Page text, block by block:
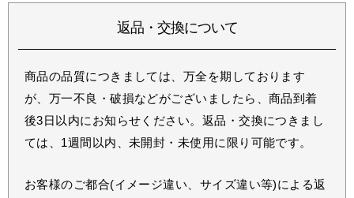
返品・交換について
商品の品質につきましては、万全を期しております
が、万一不良・破損などがございましたら、商品到着
後3日以内にお知らせください。返品・交換につきまし
ては、1週間以内、未開封・未使用に限り可能です。
お客様のご都合(イメージ違い、サイズ違い等)による返